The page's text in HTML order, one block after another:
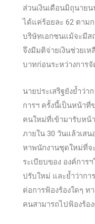
ส่วนเงินเดือนมิถุนาย
ได้แค่ร้อยละ 62 ตาม
บริษัทเอกชนแม้จะมีส
จึงมีมติจ่ายเงินช่วยเห
บาทก่อนระหว่างการ
นายประเสริฐยังย้ำว่า
การฯ ครั้งนี้เป็นหน้าที่
คนใหม่ที่เข้ามารับหน้
ภายใน 30 วันแล้วเส
หาพนักงานชุดใหม่ที่จ
ระเบียบของ องค์การ
ปรับใหม่ และย้ำว่ากา
ต่อการฟ้องร้องใดๆ ท
คนสามารถไปฟ้องร้อ